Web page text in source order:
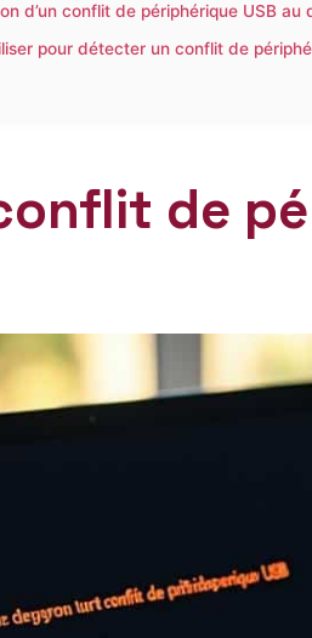
d’un conflit de périphérique USB au
pour détecter un conflit de
de